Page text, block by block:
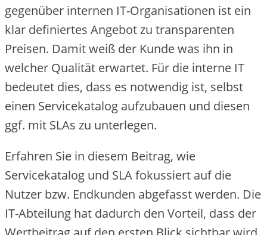
gegenüber internen IT-Organisationen ist ein
klar definiertes Angebot zu transparenten
Preisen. Damit weiß der Kunde was ihn in
welcher Qualität erwartet. Für die interne IT
bedeutet dies, dass es notwendig ist, selbst
einen Servicekatalog aufzubauen und diesen
ggf. mit SLAs zu unterlegen.
Erfahren Sie in diesem Beitrag, wie
Servicekatalog und SLA fokussiert auf die
Nutzer bzw. Endkunden abgefasst werden. Die
IT-Abteilung hat dadurch den Vorteil, dass der